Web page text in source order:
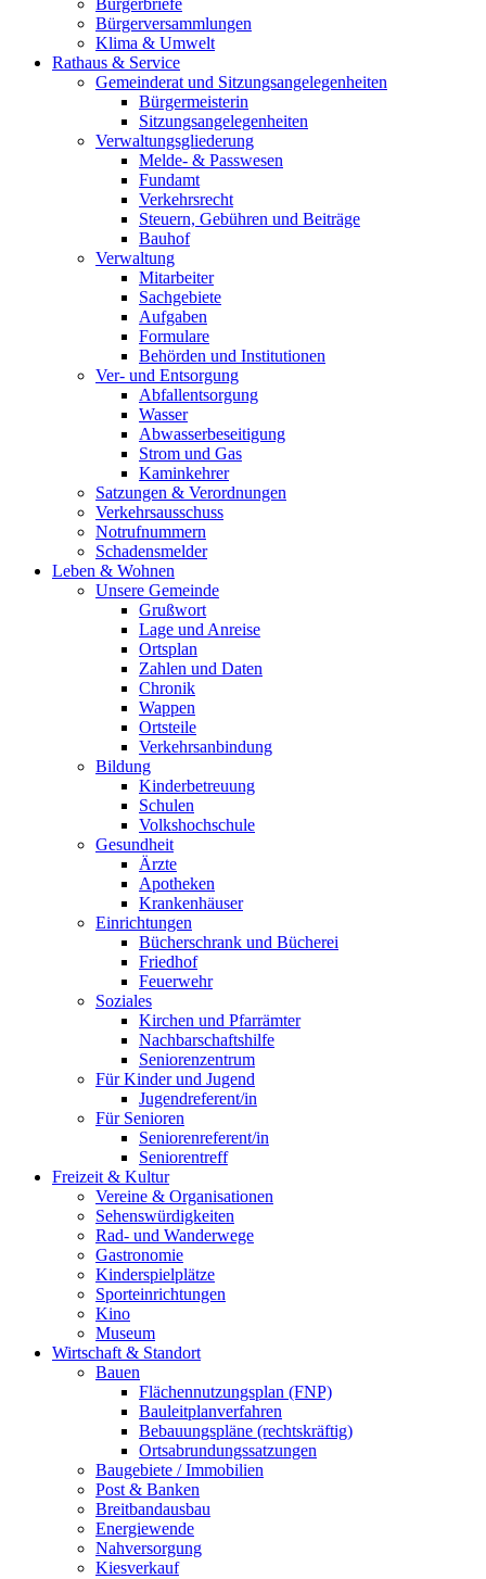
Bürgerbriefe
Bürgerversammlungen
Klima & Umwelt
Rathaus & Service
Gemeinderat und Sitzungsangelegenheiten
Bürgermeisterin
Sitzungsangelegenheiten
Verwaltungsgliederung
Melde- & Passwesen
Fundamt
Verkehrsrecht
Steuern, Gebühren und Beiträge
Bauhof
Verwaltung
Mitarbeiter
Sachgebiete
Aufgaben
Formulare
Behörden und Institutionen
Ver- und Entsorgung
Abfallentsorgung
Wasser
Abwasserbeseitigung
Strom und Gas
Kaminkehrer
Satzungen & Verordnungen
Verkehrsausschuss
Notrufnummern
Schadensmelder
Leben & Wohnen
Unsere Gemeinde
Grußwort
Lage und Anreise
Ortsplan
Zahlen und Daten
Chronik
Wappen
Ortsteile
Verkehrsanbindung
Bildung
Kinderbetreuung
Schulen
Volkshochschule
Gesundheit
Ärzte
Apotheken
Krankenhäuser
Einrichtungen
Bücherschrank und Bücherei
Friedhof
Feuerwehr
Soziales
Kirchen und Pfarrämter
Nachbarschaftshilfe
Seniorenzentrum
Für Kinder und Jugend
Jugendreferent/in
Für Senioren
Seniorenreferent/in
Seniorentreff
Freizeit & Kultur
Vereine & Organisationen
Sehenswürdigkeiten
Rad- und Wanderwege
Gastronomie
Kinderspielplätze
Sporteinrichtungen
Kino
Museum
Wirtschaft & Standort
Bauen
Flächennutzungsplan (FNP)
Bauleitplanverfahren
Bebauungspläne (rechtskräftig)
Ortsabrundungssatzungen
Baugebiete / Immobilien
Post & Banken
Breitbandausbau
Energiewende
Nahversorgung
Kiesverkauf